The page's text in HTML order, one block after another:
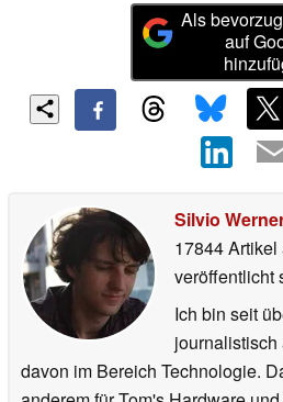
Als
auf
Silvio
17844
veröffentlicht
Ich bin seit
journalistisch
davon im Bereich Technologie.